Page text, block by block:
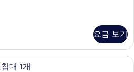
요금 보기
프리미어 로프트, 퀸사이즈침대 1개 |
대 1개